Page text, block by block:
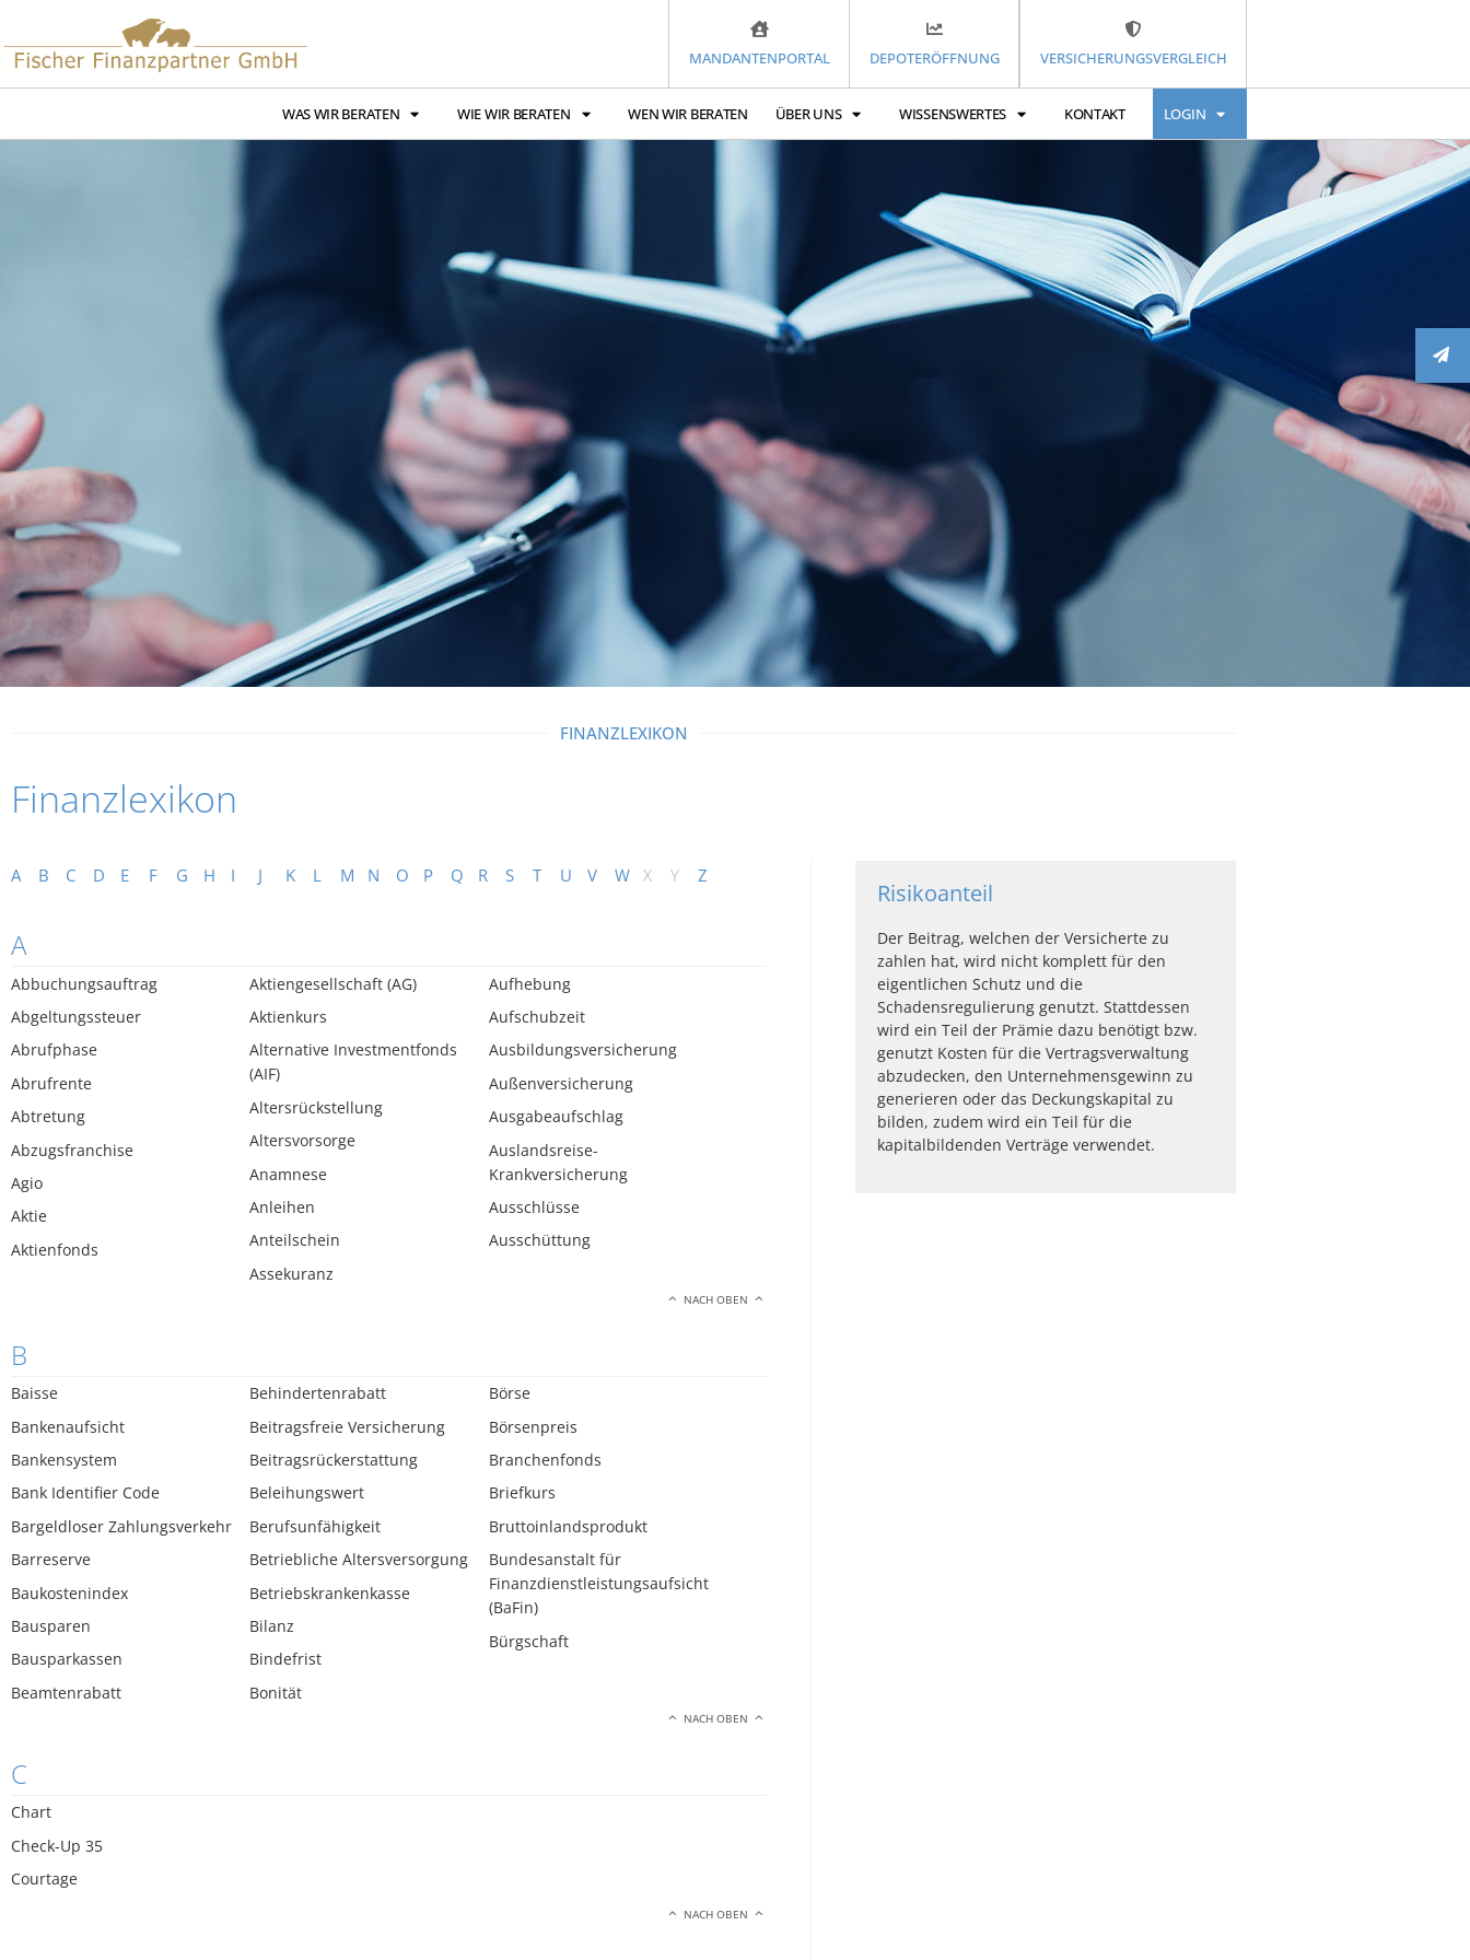
MANDANTENPORTAL DEPOTERÖFFNUNG VERSICHERUNGSVERGLEICH
WAS WIR BERATEN WIE WIR BERATEN WEN WIR BERATEN ÜBER UNS WISSENSWERTES KONTAKT LOGIN
FINANZLEXIKON
Finanzlexikon
A B C D E F G H I J K L M N O P Q R S T U V W X Y Z
A
Abbuchungsauftrag
Abgeltungssteuer
Abrufphase
Abrufrente
Abtretung
Abzugsfranchise
Agio
Aktie
Aktienfonds
Aktiengesellschaft (AG)
Aktienkurs
Alternative Investmentfonds
(AIF)
Altersrückstellung
Altersvorsorge
Anamnese
Anleihen
Anteilschein
Assekuranz
Aufhebung
Aufschubzeit
Ausbildungsversicherung
Außenversicherung
Ausgabeaufschlag
Auslandsreise-
Krankversicherung
Ausschlüsse
Ausschüttung
NACH OBEN
B
Baisse
Bankenaufsicht
Bankensystem
Bank Identifier Code
Bargeldloser Zahlungsverkehr
Barreserve
Baukostenindex
Bausparen
Bausparkassen
Beamtenrabatt
Behindertenrabatt
Beitragsfreie Versicherung
Beitragsrückerstattung
Beleihungswert
Berufsunfähigkeit
Betriebliche Altersversorgung
Betriebskrankenkasse
Bilanz
Bindefrist
Bonität
Börse
Börsenpreis
Branchenfonds
Briefkurs
Bruttoinlandsprodukt
Bundesanstalt für
Finanzdienstleistungsaufsicht
(BaFin)
Bürgschaft
NACH OBEN
C
Chart
Check-Up 35
Courtage
NACH OBEN
Risikoanteil
Der Beitrag, welchen der Versicherte zu
zahlen hat, wird nicht komplett für den
eigentlichen Schutz und die
Schadensregulierung genutzt. Stattdessen
wird ein Teil der Prämie dazu benötigt bzw.
genutzt Kosten für die Vertragsverwaltung
abzudecken, den Unternehmensgewinn zu
generieren oder das Deckungskapital zu
bilden, zudem wird ein Teil für die
kapitalbildenden Verträge verwendet.